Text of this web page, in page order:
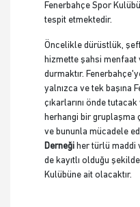
Fenerbahçe Spor
tespit etmektedir.
Öncelikle dürüstlük,
hizmette şahsi menfaat
durmaktır.
yalnızca ve tek başına
çıkarlarını önde
herhangi bir gruplaşma
ve bununla mücadele
Derneği her türlü maddi
de kayıtlı olduğu
Kulübüne ait olacaktır.